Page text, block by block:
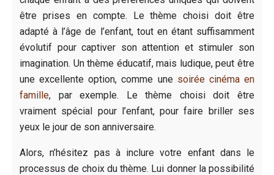
être prises en compte. Le thème choisi doit être
adapté à l’âge de l’enfant, tout en étant suffisamment
évolutif pour captiver son attention et stimuler son
imagination. Un thème éducatif, mais ludique, peut être
une excellente option, comme une soirée cinéma en
famille, par exemple. Le thème choisi doit être
vraiment spécial pour l’enfant, pour faire briller ses
yeux le jour de son anniversaire.
Alors, n’hésitez pas à inclure votre enfant dans le
processus de choix du thème. Lui donner la possibilité